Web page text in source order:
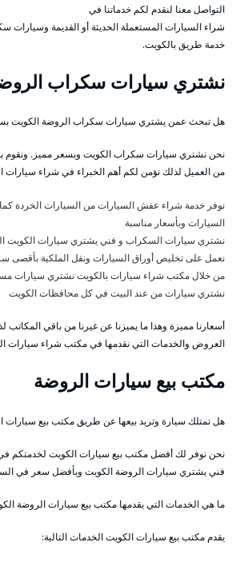
التواصل معنا لنقدم لكم خدماتنا في
شراء السيارات المستعملة الحديثة أو القديمة وسيارات
خدمة طريق بالكويت.
نشتري سيارات سكراب
هل تبحث عمن يشتري سيارات سكراب الروضة الكويت
نحن نشتري سيارات سكراب الكويت وبسعر مميز. ونقوم
من العميل لذلك نؤمن لكم أهم الخبراء في شراء سيارات
نوفر خدمة شراء عفش السيارات من السيارات الخردة
السيارات وبأسعار مناسبة
نشتري سيارات السكراب و فني يشتري سيارات الكويت
نعمل على تخليص أوراق السيارات ونقل الملكية بأقصى
من خلال مكتب شراء سيارات بالكويت نشتري سيارات
نشتري سيارات من عند البيت في كل محافظات الكويت
أسعارنا مميزة وهذا ما يميزنا عن غيرنا من باقي المكاتب
العروض والخدمات التي نقدمها في مكتب شراء سيارات
مكتب بيع سيارات الروضة
هل تمتلك سيارة وتريد بيعها عن طريق مكتب بيع سيارات
نحن نوفر لك أفضل مكتب بيع سيارات الكويت لخدمتكم في
فني يشتري سيارات الروضة الكويت وبأفضل سعر في
ما هي الخدمات التي يقدمها مكتب بيع سيارات الروضة
يقدم مكتب بيع سيارات الكويت الخدمات التالية: